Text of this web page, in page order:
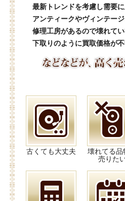
最新トレンドを考慮し需要に
アンティークやヴィンテー
修理工房があるので壊れてい
下取りのように買取価格が不
古くても大丈夫
壊れてる品
売りた